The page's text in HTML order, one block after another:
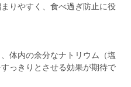
りやすく、食べ過ぎ防止に役
体内の余分なナトリウム（塩
っきりとさせる効果が期待で